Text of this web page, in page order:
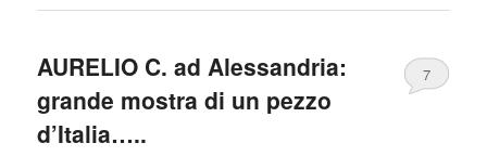
AURELIO C. ad Alessandria:
grande mostra di un pezzo
d’Italia…..
7